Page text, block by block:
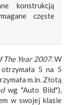
konstrukcją
częste
The Year 2007. W
5 na 5
m.in. Złotą
wg "Auto Bild"),
w swojej klasie